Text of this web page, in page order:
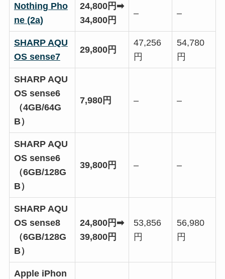
Nothing Pho
ne (2a)
24,800円➡
34,800円
– –
SHARP AQU
OS sense7
29,800円
47,256
円
54,780
円
SHARP AQU
OS sense6
（4GB/64G
B）
7,980円 – –
SHARP AQU
OS sense6
（6GB/128G
B）
39,800円 – –
SHARP AQU
OS sense8
（6GB/128G
B）
24,800円➡
39,800円
53,856
円
56,980
円
Apple iPhon